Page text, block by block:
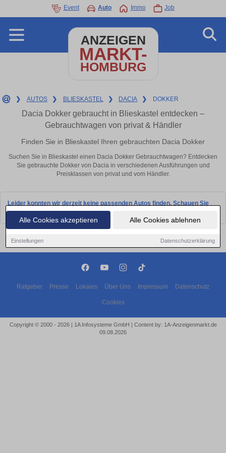
Alle Cookies akzeptieren Alle Cookies ablehnen
Einstellungen Datenschutzerklärung
Event Auto Immo Job
ANZEIGEN
MARKT-
HOMBURG
❯ AUTOS ❯ BLIESKASTEL ❯ DACIA ❯ DOKKER
Dacia Dokker gebraucht in Blieskastel entdecken –
Gebrauchtwagen von privat & Händler
Finden Sie in Blieskastel Ihren gebrauchten Dacia Dokker
Suchen Sie in Blieskastel einen Dacia Dokker Gebrauchtwagen? Entdecken
Sie gebrauchte Dokker von Dacia in verschiedenen Ausführungen und
Preisklassen von privat und vom Händler.
Leider konnten wir derzeit keine passenden Autos finden. Schauen Sie
bald wieder vorbei!
Ratgeber Presse Lokales Über Uns Impressum Datenschutz
Cookies
Copyright © 2000 - 2026 | 1A Infosysteme GmbH | Content by: 1A-Anzeigenmarkt.de
09.08.2026